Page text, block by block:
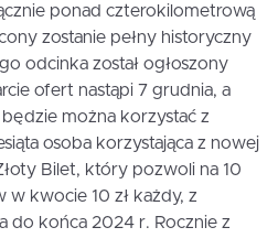
ponad czterokilometrową
zostanie pełny historyczny
odcinka został ogłoszony
ofert nastąpi 7 grudnia, a
można korzystać z
osoba korzystająca z nowej
Bilet, który pozwoli na 10
kwocie 10 zł każdy, z
do końca 2024 r. Rocznie z